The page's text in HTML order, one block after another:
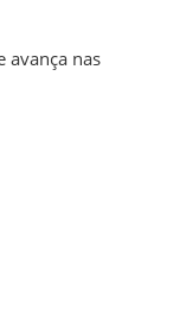
avança nas